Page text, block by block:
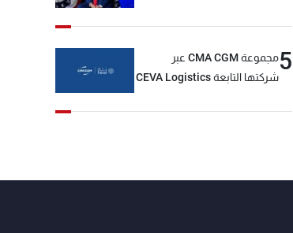
5
مجموعة CMA CGM عبر
شركتها التابعة CEVA Logistics